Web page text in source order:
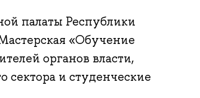
палаты Республики
«Обучение
органов власти,
сектора и студенческие